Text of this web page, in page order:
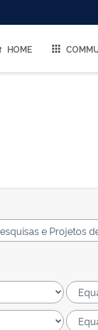
HOME